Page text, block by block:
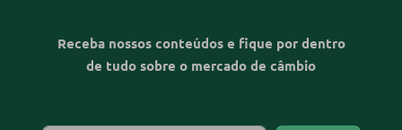
Receba nossos conteúdos e fique por dentro
de tudo sobre o mercado de câmbio